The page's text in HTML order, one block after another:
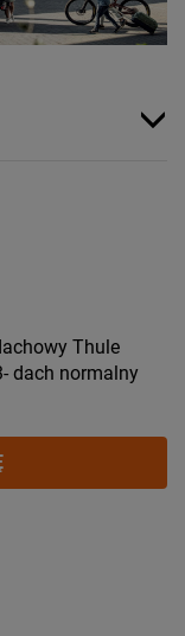
Thule
dach normalny